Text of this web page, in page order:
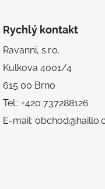
Rychlý kontakt
Ravanni, s.r.o.
Kulkova 4001/4
615 00 Brno
Tel.: +420 737288126
E-mail: